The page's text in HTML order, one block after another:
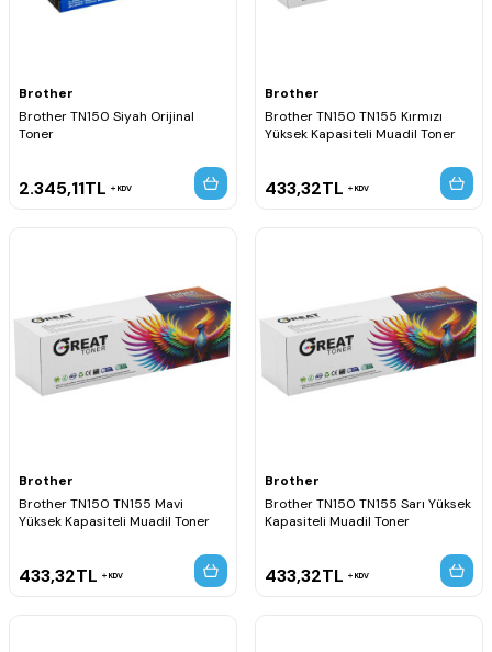
Brother
Brother TN150 Siyah Orijinal
Toner
2.345,11TL KDV
Brother
Brother TN150 TN155 Kırmızı
Yüksek Kapasiteli Muadil Toner
433,32TL KDV
Brother
Brother TN150 TN155 Mavi
Yüksek Kapasiteli Muadil Toner
433,32TL KDV
Brother
Brother TN150 TN155 Sarı Yüksek
Kapasiteli Muadil Toner
433,32TL KDV